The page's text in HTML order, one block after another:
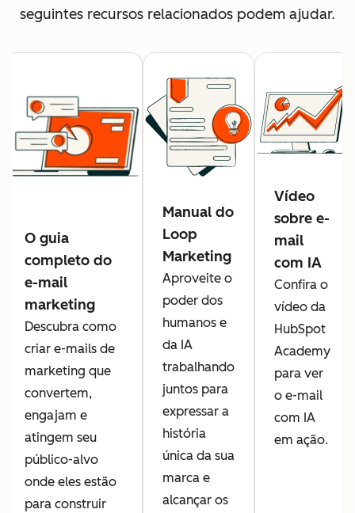
seguintes recursos relacionados podem ajudar.
O guia
completo do
e-mail
marketing
Descubra como
criar e-mails de
marketing que
convertem,
engajam e
atingem seu
público-alvo
onde eles estão
para construir
Manual do
Loop
Marketing
Aproveite o
poder dos
humanos e
da IA
trabalhando
juntos para
expressar a
história
única da sua
marca e
alcançar os
Vídeo
sobre e-
mail
com IA
Confira o
vídeo da
HubSpot
Academy
para ver
o e-mail
com IA
em ação.